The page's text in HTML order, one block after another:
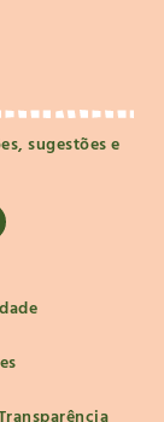
sugestões e